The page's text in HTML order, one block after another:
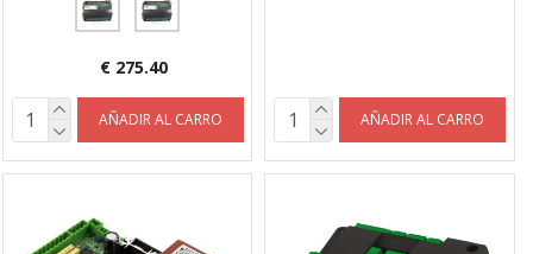
€ 275.40
AÑADIR AL CARRO AÑADIR AL CARRO